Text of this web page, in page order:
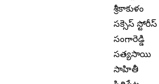
శ్రీకాకుళం
సక్సెస్ స్టోరీస్
సంగారెడ్డి
సత్యసాయి
సాహితీ